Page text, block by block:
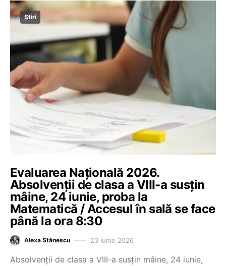
Știri
Evaluarea Națională 2026.
Absolvenții de clasa a VIII-a susțin
mâine, 24 iunie, proba la
Matematică / Accesul în sală se face
până la ora 8:30
Alexa Stănescu 23 iunie 2026
Absolvenții de clasa a VIII-a susțin mâine, 24 iunie,